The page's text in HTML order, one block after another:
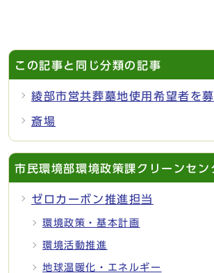
この記事と同じ分類の記事
綾部市営共葬墓地使用希望者を
斎場
市民環境部環境政策課クリーンセン
ゼロカーボン推進担当
環境政策・基本計画
環境活動推進
地球温暖化・エネルギー